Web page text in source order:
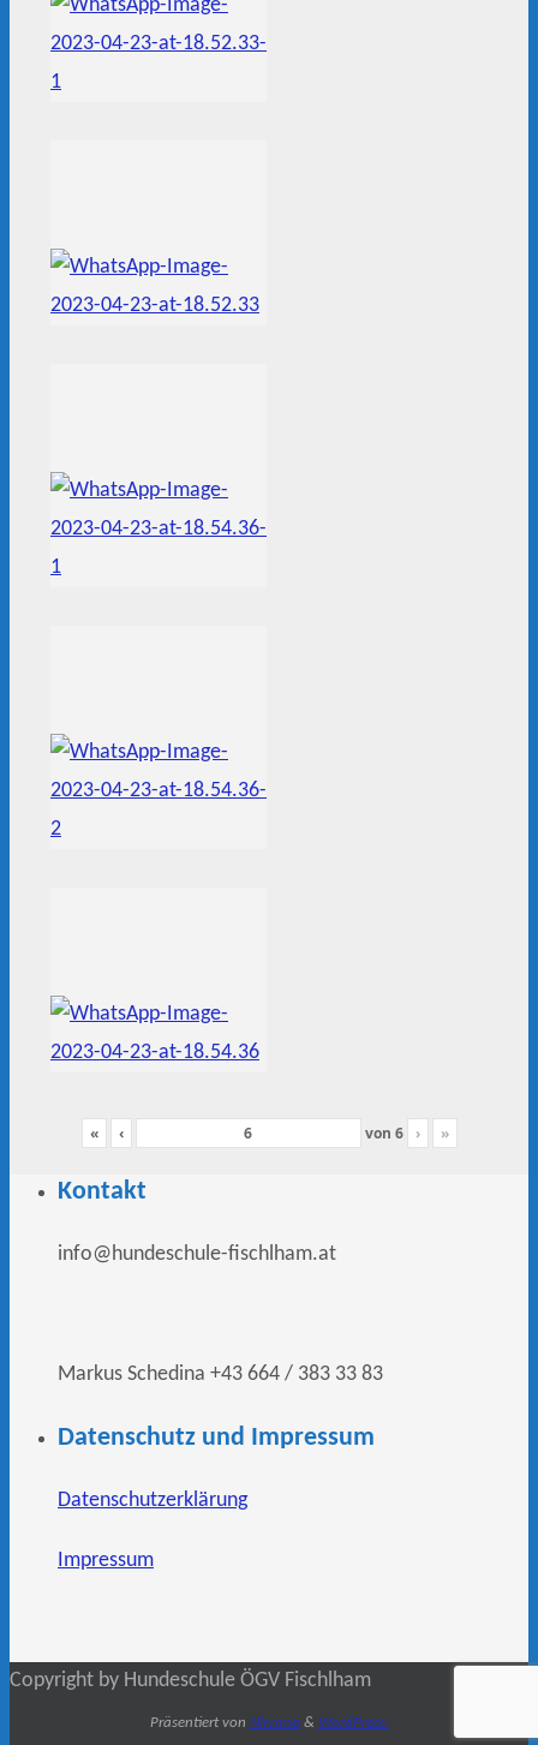
« ‹ von 6 › »
Kontakt
info@hundeschule-fischlham.at
Markus Schedina +43 664 / 383 33 83
Datenschutz und Impressum
Datenschutzerklärung
Impressum
Copyright by Hundeschule ÖGV Fischlham
Präsentiert von Nirvana & WordPress.